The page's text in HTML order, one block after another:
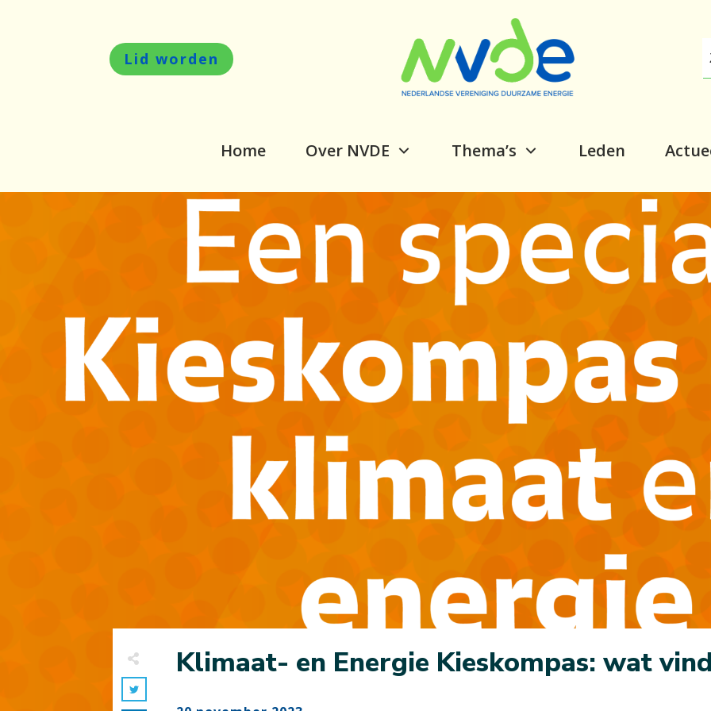
Lid worden
Home Over NVDE Thema’s Leden
Klimaat- en Energie Kieskompas: wat